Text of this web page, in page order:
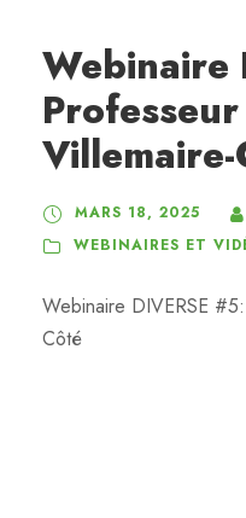
Webinaire
Villemaire-
MARS 18, 2025
WEBINAIRES ET
Webinaire DIVERSE
Côté